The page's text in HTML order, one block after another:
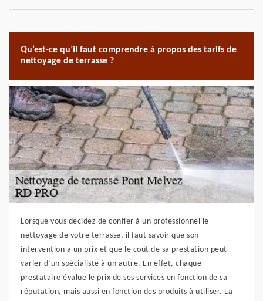
Qu’est-ce qu’il faut comprendre à propos des tarifs de
nettoyage de terrasse ?
Lorsque vous décidez de confier à un professionnel le
nettoyage de votre terrasse, il faut savoir que son
intervention a un prix et que le coût de sa prestation peut
varier d’un spécialiste à un autre. En effet, chaque
prestataire évalue le prix de ses services en fonction de sa
réputation, mais aussi en fonction des produits à utiliser. La